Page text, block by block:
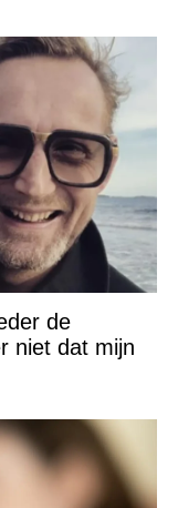
de
niet dat mijn